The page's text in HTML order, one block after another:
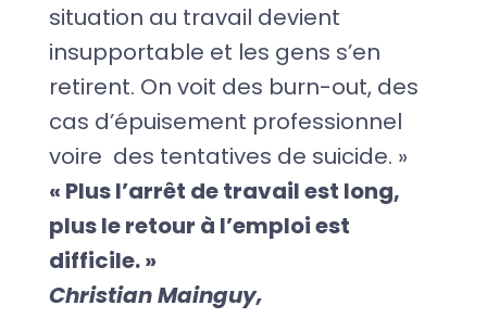
situation au travail devient
insupportable et les gens s’en
retirent. On voit des burn-out, des
cas d’épuisement professionnel
voire des tentatives de suicide. »
« Plus l’arrêt de travail est long,
plus le retour à l’emploi est
difficile. »
Christian Mainguy,